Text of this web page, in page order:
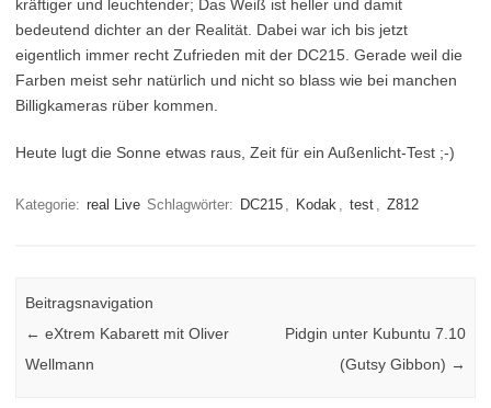
kräftiger und leuchtender; Das Weiß ist heller und damit
bedeutend dichter an der Realität. Dabei war ich bis jetzt
eigentlich immer recht Zufrieden mit der DC215. Gerade weil die
Farben meist sehr natürlich und nicht so blass wie bei manchen
Billigkameras rüber kommen.
Heute lugt die Sonne etwas raus, Zeit für ein Außenlicht-Test ;-)
Kategorie: real Live Schlagwörter: DC215 , Kodak , test , Z812
Beitragsnavigation
← eXtrem Kabarett mit Oliver
Wellmann
Pidgin unter Kubuntu 7.10
(Gutsy Gibbon) →